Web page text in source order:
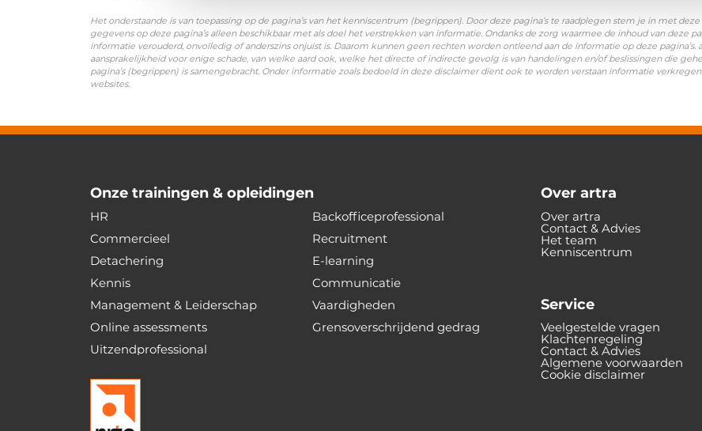
Het onderstaande is van toepassing op de pagina’s van het kenniscentrum (begrippen). Door deze pagina’s te raadplegen stem je in met
gegevens op deze pagina’s alleen beschikbaar met als doel het verstrekken van informatie. Ondanks de zorg waarmee de inhoud van deze
informatie verouderd, onvolledig of anderszins onjuist is. Daarom kunnen geen rechten worden ontleend aan de informatie op deze
aansprakelijkheid voor enige schade, van welke aard ook, welke het directe of indirecte gevolg is van handelingen en/of beslissingen die
pagina’s (begrippen) is samengebracht. Onder informatie zoals bedoeld in deze disclaimer dient ook te worden verstaan informatie
websites.
Onze trainingen & opleidingen
HR
Commercieel
Detachering
Kennis
Management & Leiderschap
Online assessments
Uitzendprofessional
Backofficeprofessional
Recruitment
E-learning
Communicatie
Vaardigheden
Grensoverschrijdend gedrag
Over artra
Over artra
Contact & Advies
Het team
Kenniscentrum
Service
Veelgestelde vragen
Klachtenregeling
Contact & Advies
Algemene voorwaarden
Cookie disclaimer